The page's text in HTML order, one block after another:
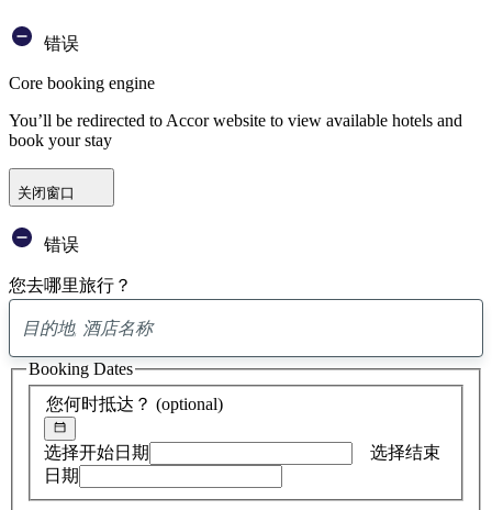
错误
Core booking engine
You’ll be redirected to Accor website to view available hotels and
book your stay
关闭窗口
错误
您去哪里旅行？
找
到
您何时抵达？ (optional)
选择开始日期
选择结束
日期
Booking Dates